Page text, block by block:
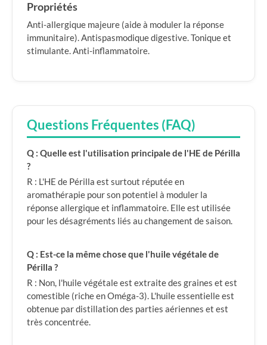
Propriétés
Anti-allergique majeure (aide à moduler la réponse
immunitaire). Antispasmodique digestive. Tonique et
stimulante. Anti-inflammatoire.
Questions Fréquentes (FAQ)
Q : Quelle est l'utilisation principale de l'HE de Périlla
?
R : L'HE de Périlla est surtout réputée en
aromathérapie pour son potentiel à moduler la
réponse allergique et inflammatoire. Elle est utilisée
pour les désagréments liés au changement de saison.
Q : Est-ce la même chose que l'huile végétale de
Périlla ?
R : Non, l'huile végétale est extraite des graines et est
comestible (riche en Oméga-3). L'huile essentielle est
obtenue par distillation des parties aériennes et est
très concentrée.